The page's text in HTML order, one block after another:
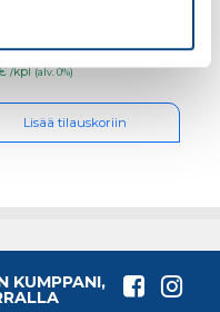
/kpl(alv. 0%)
Lisää tilauskoriin
KUMPPANI,